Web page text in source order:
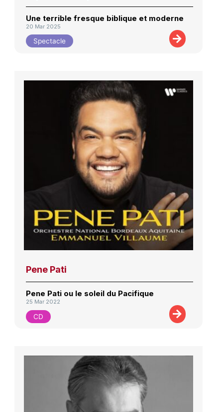
Une terrible fresque biblique et moderne
20 Mar 2025
Spectacle
Pene Pati
Pene Pati ou le soleil du Pacifique
25 Mar 2022
CD